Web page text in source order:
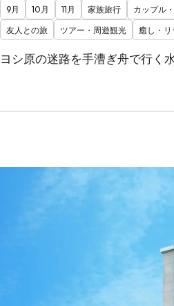
9月
10月 11月 家族旅行 カップル
友人との旅
ツアー・周遊観光 癒し・リ
ヨシ原の迷路を手漕ぎ舟で行く